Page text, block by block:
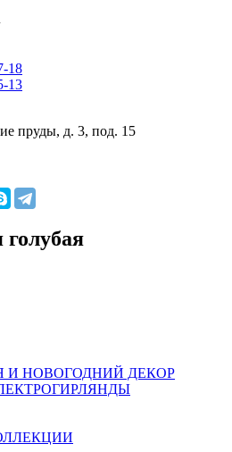
18
13
пруды, д. 3, под. 15
голубая
И НОВОГОДНИЙ ДЕКОР